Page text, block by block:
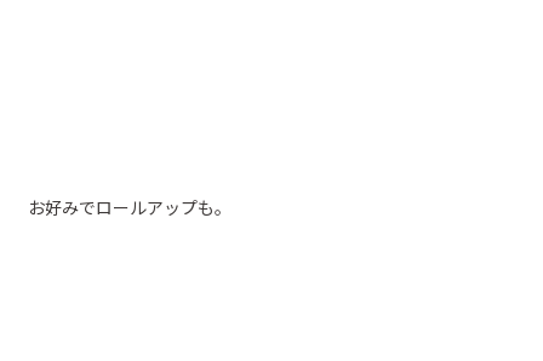
お好みでロールアップも。